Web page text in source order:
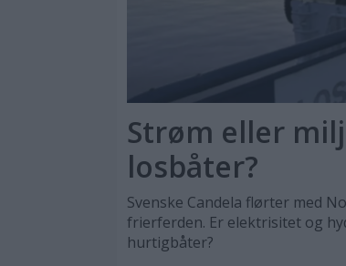
Strøm eller
losbåter?
Svenske Candela flørter med
frierferden. Er elektrisitet og
hurtigbåter?